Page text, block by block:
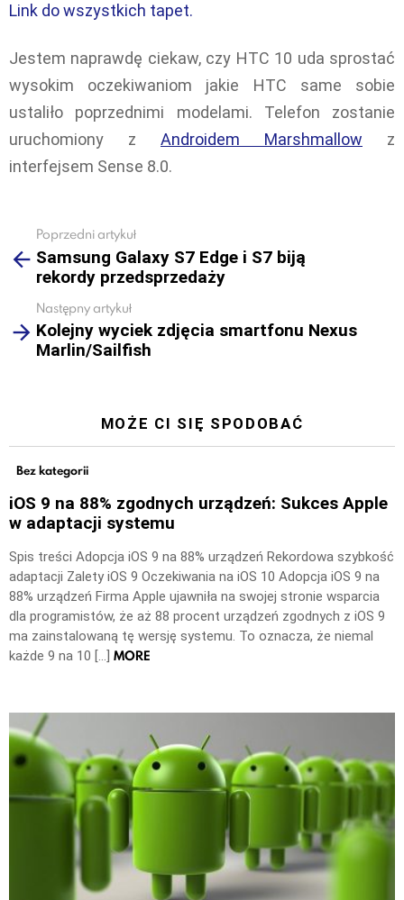
Link do wszystkich tapet.
Jestem naprawdę ciekaw, czy HTC 10 uda sprostać
wysokim oczekiwaniom jakie HTC same sobie
ustaliło poprzednimi modelami. Telefon zostanie
uruchomiony z Androidem Marshmallow z
interfejsem Sense 8.0.
more
Poprzedni artykuł
Samsung Galaxy S7 Edge i S7 biją
rekordy przedsprzedaży
Następny artykuł
Kolejny wyciek zdjęcia smartfonu Nexus
Marlin/Sailfish
MOŻE CI SIĘ SPODOBAĆ
Bez kategorii
iOS 9 na 88% zgodnych urządzeń: Sukces Apple
w adaptacji systemu
Spis treści Adopcja iOS 9 na 88% urządzeń Rekordowa szybkość
adaptacji Zalety iOS 9 Oczekiwania na iOS 10 Adopcja iOS 9 na
88% urządzeń Firma Apple ujawniła na swojej stronie wsparcia
dla programistów, że aż 88 procent urządzeń zgodnych z iOS 9
ma zainstalowaną tę wersję systemu. To oznacza, że niemal
każde 9 na 10 […] MORE